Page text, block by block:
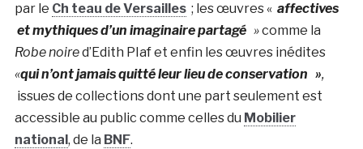
par le Ch teau de Versailles; les œuvres « affectives
et mythiques d’un imaginaire partagé»comme la
Robe noired’Edith PIaf et enfin les œuvres inédites
«qui n’ont jamais quitté leur lieu de conservation »,
issues de collections dont une part seulement est
accessible au public comme celles du Mobilier
national , de la BNF.